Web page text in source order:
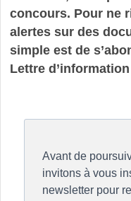
concours. Pour ne
alertes sur des
simple est de
Lettre